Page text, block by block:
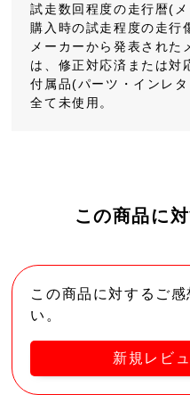
試走数回程度の走行暦(
購入時の試走程度の走行
メーカーから発表された
は、修正対応済または対
付属品(パーツ・インレ
全て未使用。
この商品に
この商品に対するご
い。
新規レビ